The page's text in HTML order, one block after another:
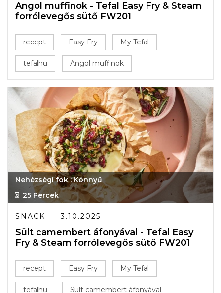
Angol muffinok - Tefal Easy Fry & Steam
forrólevegős sütő FW201
recept Easy Fry My Tefal
tefalhu Angol muffinok
Nehézségi fok : Könnyű
25 Percek
SNACK 3.10.2025
Sült camembert áfonyával - Tefal Easy
Fry & Steam forrólevegős sütő FW201
recept Easy Fry My Tefal
tefalhu Sült camembert áfonyával